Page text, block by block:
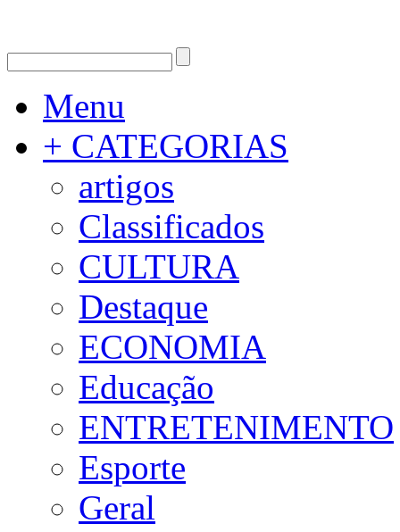
Menu
+ CATEGORIAS
artigos
Classificados
CULTURA
Destaque
ECONOMIA
Educação
ENTRETENIMENTO
Esporte
Geral